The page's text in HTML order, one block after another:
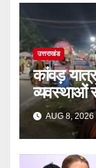
उत्तराखंड
कांवड़
व्यवस्थाओं
AUG 8, 2026